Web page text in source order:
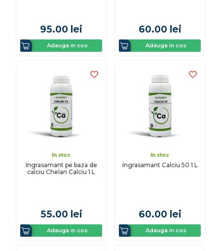
95.00 lei
Adauga in cos
60.00 lei
Adauga in cos
In stoc
Ingrasamant pe baza de
calciu Chelan Calciu 1 L
55.00 lei
Adauga in cos
In stoc
Ingrasamant Calciu 50 1 L
60.00 lei
Adauga in cos